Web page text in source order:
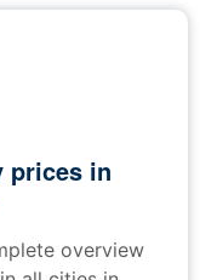
prices in
overview